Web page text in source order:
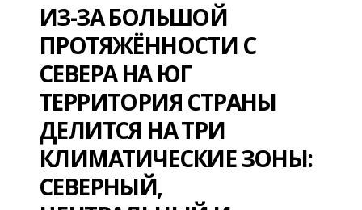
ИЗ-ЗА БОЛЬШОЙ
ПРОТЯЖЁННОСТИ С
СЕВЕРА НА ЮГ
ТЕРРИТОРИЯ СТРАНЫ
ДЕЛИТСЯ НА ТРИ
КЛИМАТИЧЕСКИЕ ЗОНЫ:
СЕВЕРНЫЙ,